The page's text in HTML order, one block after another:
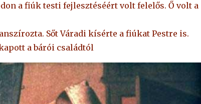
a fiúk testi fejlesztéséért volt felelős. Ő volt a
Sőt Váradi kísérte a fiúkat Pestre is.
a bárói családtól